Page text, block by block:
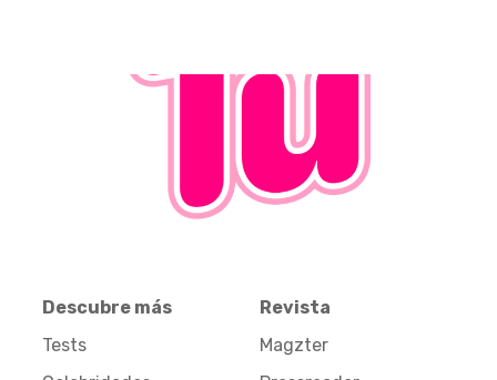
Descubre más
Tests
Revista
Magzter